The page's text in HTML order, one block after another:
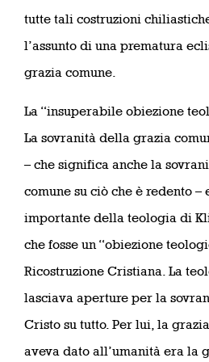
tutte tali costruzioni
l’assunto di una prematura
grazia comune.
La “insuperabile obiezione
La sovranità della grazia
– che significa anche la
comune su ciò che è redento –
importante della teologia di
che fosse un “obiezione
Ricostruzione Cristiana. La
lasciava aperture per la
Cristo su tutto. Per lui, la
aveva dato all’umanità era la